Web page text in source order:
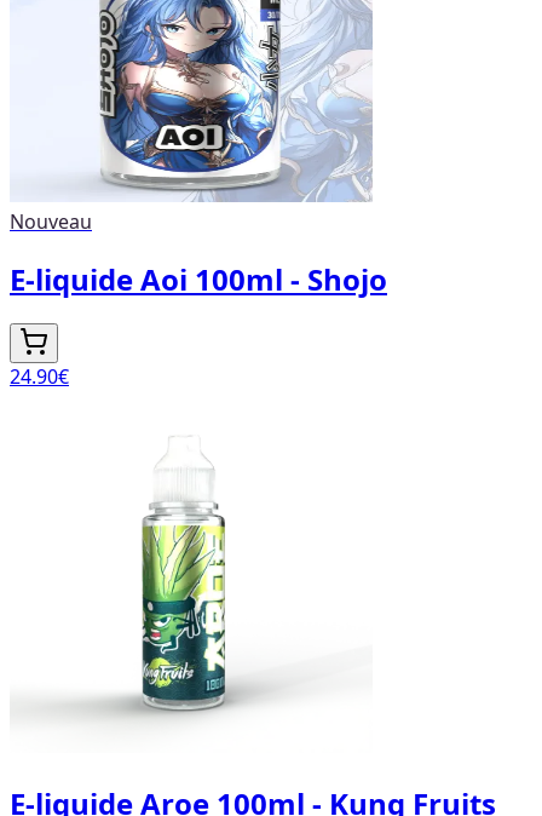
Nouveau
E-liquide Aoi 100ml - Shojo
24.90€
E-liquide Aroe 100ml - Kung Fruits